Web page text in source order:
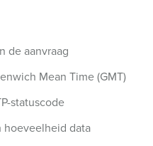
de aanvraag
Mean Time (GMT)
statuscode
hoeveelheid data